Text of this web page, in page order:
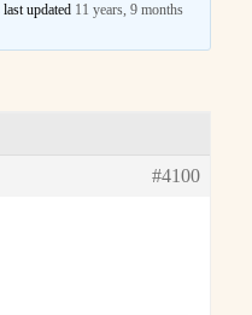
updated 11 years, 9 months
#4100